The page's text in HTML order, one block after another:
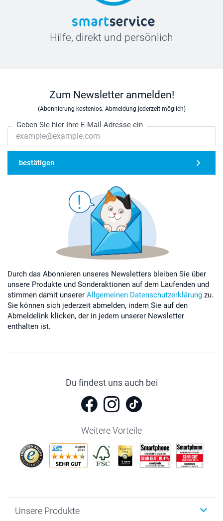
Hilfe, direkt und persönlich
Zum Newsletter anmelden!
(Abonnierung kostenlos. Abmeldung jederzeit möglich)
Geben Sie hier Ihre E-Mail-Adresse ein
bestätigen
Durch das Abonnieren unseres Newsletters bleiben Sie über
unsere Produkte und Sonderaktionen auf dem Laufenden und
stimmen damit unserer Allgemeinen Datenschutzerklärung zu.
Sie können sich jederzeit abmelden, indem Sie auf den
Abmeldelink klicken, der in jedem unserer Newsletter
enthalten ist.
Du findest uns auch bei
Weitere Vorteile
Unsere Produkte